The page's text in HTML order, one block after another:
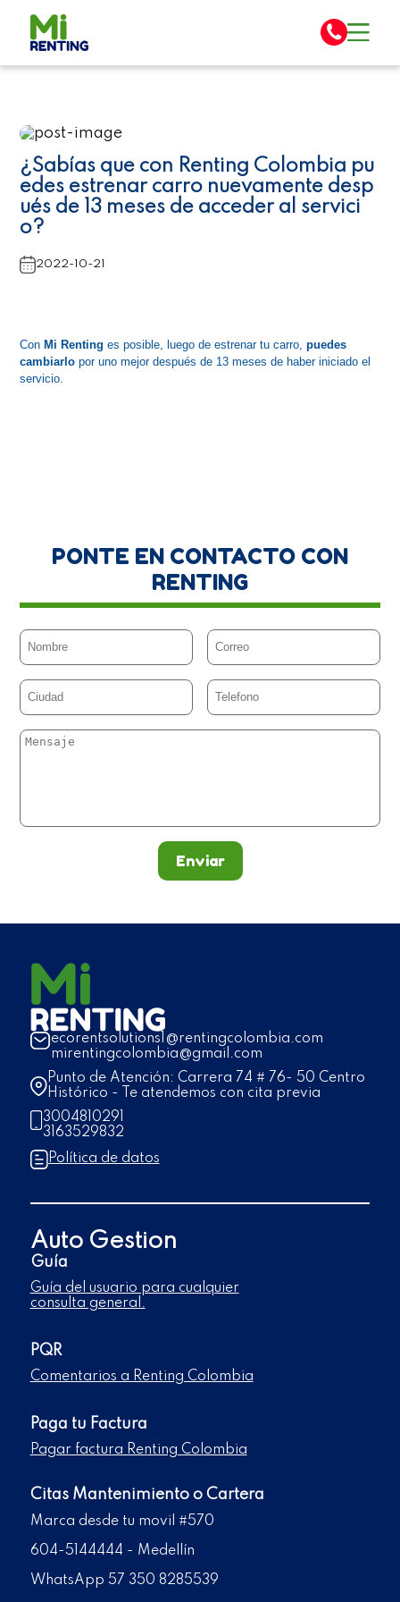
¿Sabías que con Renting Colombia pu
edes estrenar carro nuevamente desp
ués de 13 meses de acceder al servici
o?
2022-10-21
Con Mi Renting es posible, luego de estrenar tu carro, puedes
cambiarlo por uno mejor después de 13 meses de haber iniciado el
servicio.
PONTE EN CONTACTO CON
RENTING
Enviar
ecorentsolutions1@rentingcolombia.com
mirentingcolombia@gmail.com
Punto de Atención: Carrera 74 # 76- 50 Centro
Histórico - Te atendemos con cita previa
3004810291
3163529832
Política de datos
Auto Gestion
Guía
Guía del usuario para cualquier
consulta general.
PQR
Comentarios a Renting Colombia
Paga tu Factura
Pagar factura Renting Colombia
Citas Mantenimiento o Cartera
Marca desde tu movil #570
604-5144444 - Medellín
WhatsApp 57 350 8285539